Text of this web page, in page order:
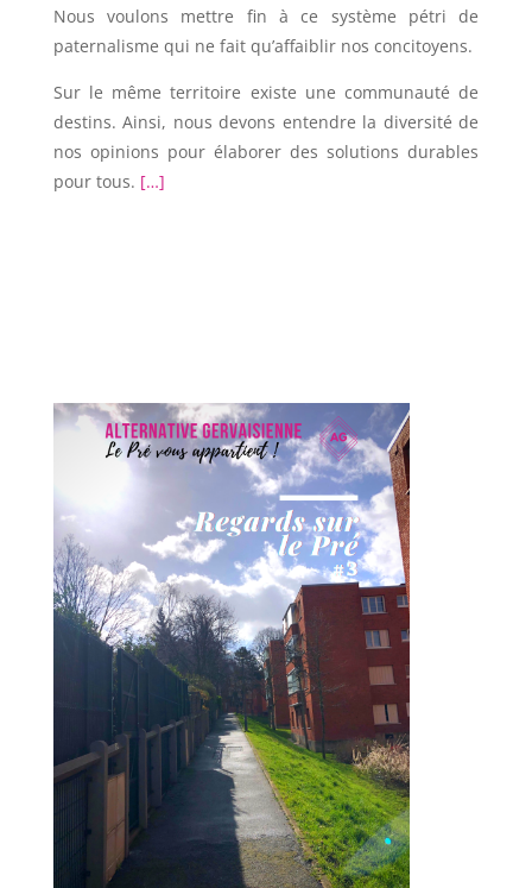
Nous voulons mettre fin à ce système pétri de
paternalisme qui ne fait qu’affaiblir nos concitoyens.
Sur le même territoire existe une communauté de
destins.Ainsi, nous devons entendre la diversité de
nos opinions pour élaborer des solutions durables
pour tous. […]